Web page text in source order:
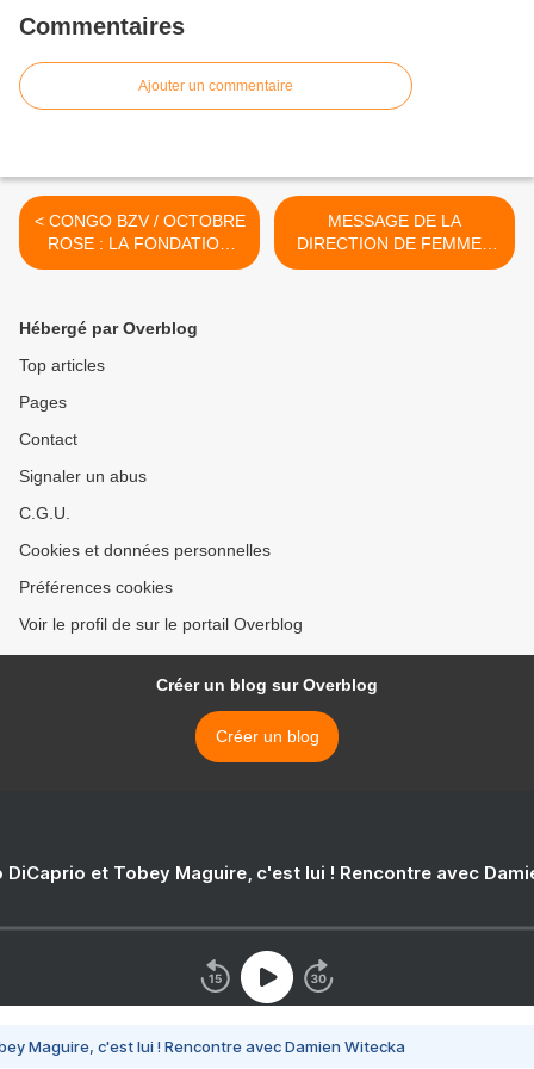
Commentaires
Ajouter un commentaire
< CONGO BZV / OCTOBRE
ROSE : LA FONDATION
TABITA ALLEGRESSE
SPORTIVE DU DIMANCHE
MESSAGE DE LA
DIRECTION DE FEMMES
ECONOMIE MEDIA >
Hébergé par Overblog
Top articles
Pages
Contact
Signaler un abus
C.G.U.
Cookies et données personnelles
Préférences cookies
Voir le profil de sur le portail Overblog
Créer un blog sur Overblog
Créer un blog
DiCaprio et Tobey Maguire, c'est lui ! Rencontre avec
Maguire, c'est lui ! Rencontre avec Damien Witecka